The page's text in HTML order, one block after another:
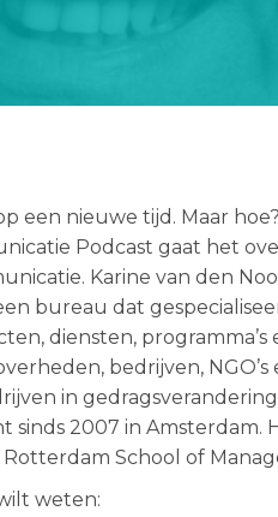
een nieuwe tijd. Maar hoe?
Podcast gaat het
Karine van den
bureau dat
diensten,
bedrijven,
in
sinds 2007 in Amsterdam.
School of
weten: